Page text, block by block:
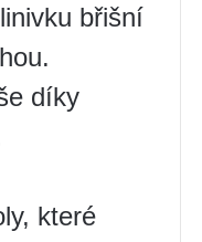
břišní
díky
které